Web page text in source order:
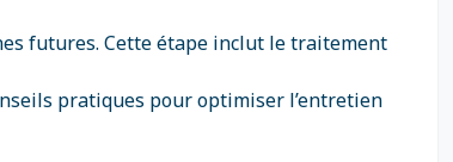
futures. Cette étape inclut le traitement
pratiques pour optimiser l’entretien